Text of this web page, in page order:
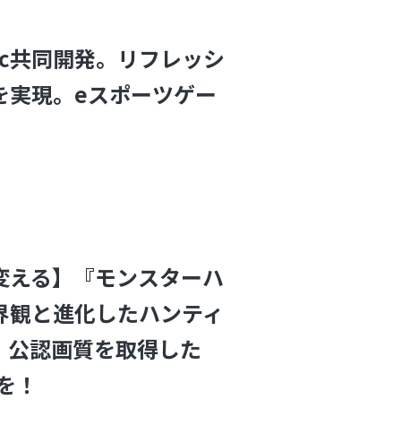
同開発。リフレッシ
現。eスポーツゲー
る】『モンスターハ
と進化したハンティ
認画質を取得した
！